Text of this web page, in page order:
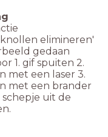
elimineren'
gedaan
1. gif spuiten 2.
met een laser 3.
met een brander
uit de